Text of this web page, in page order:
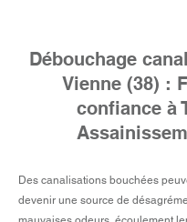
Débouchage
Vienne (38) :
confiance à
Des canalisations bouchées
devenir une source de